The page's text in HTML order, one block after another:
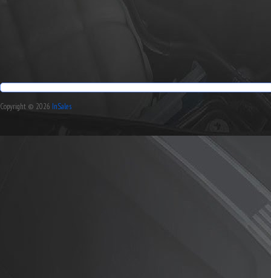
Copyright © 2026 InSales